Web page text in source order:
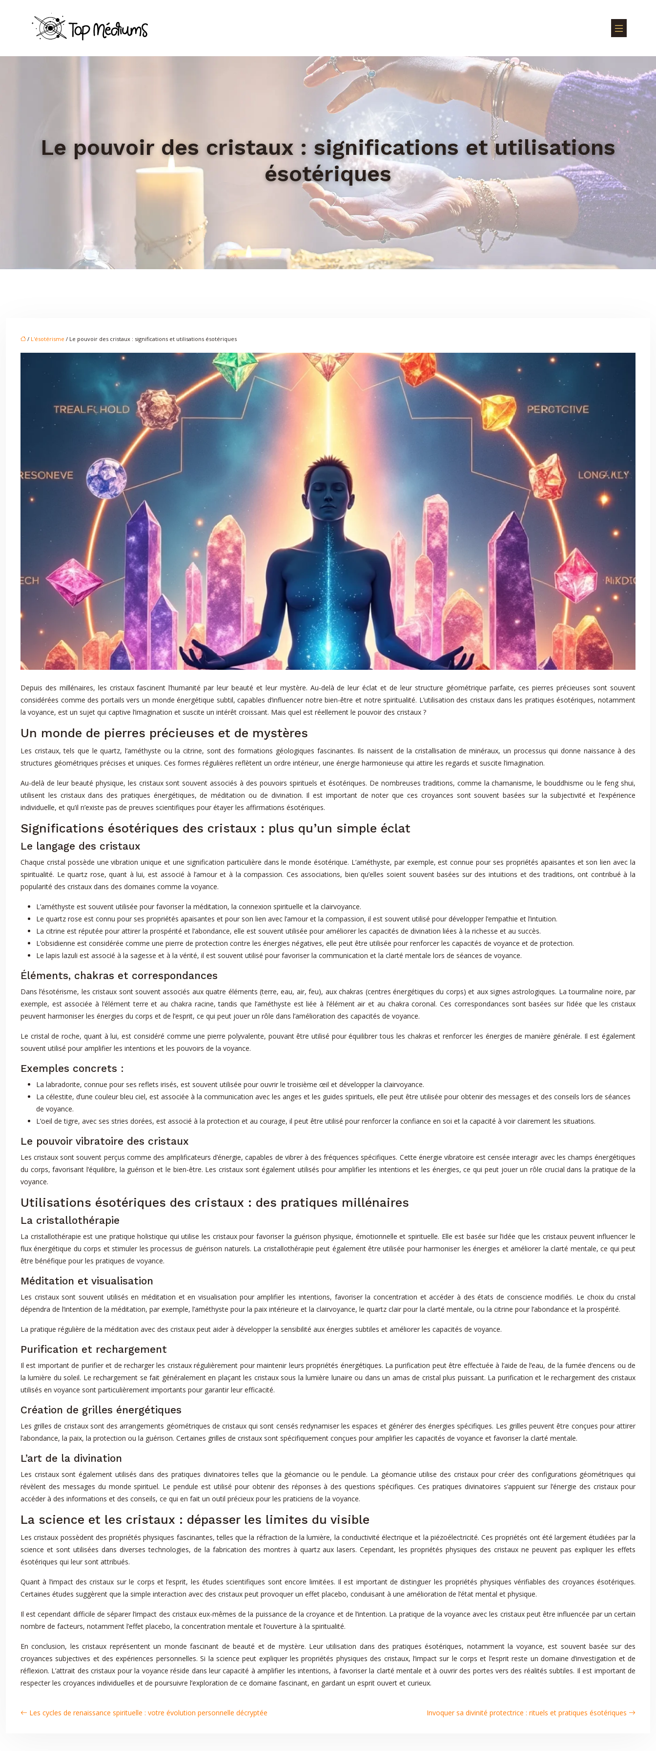
Le pouvoir des cristaux : significations et utilisations
ésotériques
/ L'ésotérisme / Le pouvoir des cristaux : significations et utilisations ésotériques
Depuis des millénaires, les cristaux fascinent l’humanité par leur beauté et leur mystère. Au-delà de leur éclat et de leur structure géométrique parfaite, ces pierres précieuses sont souvent
considérées comme des portails vers un monde énergétique subtil, capables d’influencer notre bien-être et notre spiritualité. L’utilisation des cristaux dans les pratiques ésotériques, notamment
la voyance, est un sujet qui captive l’imagination et suscite un intérêt croissant. Mais quel est réellement le pouvoir des cristaux ?
Un monde de pierres précieuses et de mystères
Les cristaux, tels que le quartz, l’améthyste ou la citrine, sont des formations géologiques fascinantes. Ils naissent de la cristallisation de minéraux, un processus qui donne naissance à des
structures géométriques précises et uniques. Ces formes régulières reflètent un ordre intérieur, une énergie harmonieuse qui attire les regards et suscite l’imagination.
Au-delà de leur beauté physique, les cristaux sont souvent associés à des pouvoirs spirituels et ésotériques. De nombreuses traditions, comme la chamanisme, le bouddhisme ou le feng shui,
utilisent les cristaux dans des pratiques énergétiques, de méditation ou de divination. Il est important de noter que ces croyances sont souvent basées sur la subjectivité et l’expérience
individuelle, et qu’il n’existe pas de preuves scientifiques pour étayer les affirmations ésotériques.
Significations ésotériques des cristaux : plus qu’un simple éclat
Le langage des cristaux
Chaque cristal possède une vibration unique et une signification particulière dans le monde ésotérique. L’améthyste, par exemple, est connue pour ses propriétés apaisantes et son lien avec la
spiritualité. Le quartz rose, quant à lui, est associé à l’amour et à la compassion. Ces associations, bien qu’elles soient souvent basées sur des intuitions et des traditions, ont contribué à la
popularité des cristaux dans des domaines comme la voyance.
L’améthyste est souvent utilisée pour favoriser la méditation, la connexion spirituelle et la clairvoyance.
Le quartz rose est connu pour ses propriétés apaisantes et pour son lien avec l’amour et la compassion, il est souvent utilisé pour développer l’empathie et l’intuition.
La citrine est réputée pour attirer la prospérité et l’abondance, elle est souvent utilisée pour améliorer les capacités de divination liées à la richesse et au succès.
L’obsidienne est considérée comme une pierre de protection contre les énergies négatives, elle peut être utilisée pour renforcer les capacités de voyance et de protection.
Le lapis lazuli est associé à la sagesse et à la vérité, il est souvent utilisé pour favoriser la communication et la clarté mentale lors de séances de voyance.
Éléments, chakras et correspondances
Dans l’ésotérisme, les cristaux sont souvent associés aux quatre éléments (terre, eau, air, feu), aux chakras (centres énergétiques du corps) et aux signes astrologiques. La tourmaline noire, par
exemple, est associée à l’élément terre et au chakra racine, tandis que l’améthyste est liée à l’élément air et au chakra coronal. Ces correspondances sont basées sur l’idée que les cristaux
peuvent harmoniser les énergies du corps et de l’esprit, ce qui peut jouer un rôle dans l’amélioration des capacités de voyance.
Le cristal de roche, quant à lui, est considéré comme une pierre polyvalente, pouvant être utilisé pour équilibrer tous les chakras et renforcer les énergies de manière générale. Il est également
souvent utilisé pour amplifier les intentions et les pouvoirs de la voyance.
Exemples concrets :
La labradorite, connue pour ses reflets irisés, est souvent utilisée pour ouvrir le troisième œil et développer la clairvoyance.
La célestite, d’une couleur bleu ciel, est associée à la communication avec les anges et les guides spirituels, elle peut être utilisée pour obtenir des messages et des conseils lors de séances
de voyance.
L’oeil de tigre, avec ses stries dorées, est associé à la protection et au courage, il peut être utilisé pour renforcer la confiance en soi et la capacité à voir clairement les situations.
Le pouvoir vibratoire des cristaux
Les cristaux sont souvent perçus comme des amplificateurs d’énergie, capables de vibrer à des fréquences spécifiques. Cette énergie vibratoire est censée interagir avec les champs énergétiques
du corps, favorisant l’équilibre, la guérison et le bien-être. Les cristaux sont également utilisés pour amplifier les intentions et les énergies, ce qui peut jouer un rôle crucial dans la pratique de la
voyance.
Utilisations ésotériques des cristaux : des pratiques millénaires
La cristallothérapie
La cristallothérapie est une pratique holistique qui utilise les cristaux pour favoriser la guérison physique, émotionnelle et spirituelle. Elle est basée sur l’idée que les cristaux peuvent influencer le
flux énergétique du corps et stimuler les processus de guérison naturels. La cristallothérapie peut également être utilisée pour harmoniser les énergies et améliorer la clarté mentale, ce qui peut
être bénéfique pour les pratiques de voyance.
Méditation et visualisation
Les cristaux sont souvent utilisés en méditation et en visualisation pour amplifier les intentions, favoriser la concentration et accéder à des états de conscience modifiés. Le choix du cristal
dépendra de l’intention de la méditation, par exemple, l’améthyste pour la paix intérieure et la clairvoyance, le quartz clair pour la clarté mentale, ou la citrine pour l’abondance et la prospérité.
La pratique régulière de la méditation avec des cristaux peut aider à développer la sensibilité aux énergies subtiles et améliorer les capacités de voyance.
Purification et rechargement
Il est important de purifier et de recharger les cristaux régulièrement pour maintenir leurs propriétés énergétiques. La purification peut être effectuée à l’aide de l’eau, de la fumée d’encens ou de
la lumière du soleil. Le rechargement se fait généralement en plaçant les cristaux sous la lumière lunaire ou dans un amas de cristal plus puissant. La purification et le rechargement des cristaux
utilisés en voyance sont particulièrement importants pour garantir leur efficacité.
Création de grilles énergétiques
Les grilles de cristaux sont des arrangements géométriques de cristaux qui sont censés redynamiser les espaces et générer des énergies spécifiques. Les grilles peuvent être conçues pour attirer
l’abondance, la paix, la protection ou la guérison. Certaines grilles de cristaux sont spécifiquement conçues pour amplifier les capacités de voyance et favoriser la clarté mentale.
L’art de la divination
Les cristaux sont également utilisés dans des pratiques divinatoires telles que la géomancie ou le pendule. La géomancie utilise des cristaux pour créer des configurations géométriques qui
révèlent des messages du monde spirituel. Le pendule est utilisé pour obtenir des réponses à des questions spécifiques. Ces pratiques divinatoires s’appuient sur l’énergie des cristaux pour
accéder à des informations et des conseils, ce qui en fait un outil précieux pour les praticiens de la voyance.
La science et les cristaux : dépasser les limites du visible
Les cristaux possèdent des propriétés physiques fascinantes, telles que la réfraction de la lumière, la conductivité électrique et la piézoélectricité. Ces propriétés ont été largement étudiées par la
science et sont utilisées dans diverses technologies, de la fabrication des montres à quartz aux lasers. Cependant, les propriétés physiques des cristaux ne peuvent pas expliquer les effets
ésotériques qui leur sont attribués.
Quant à l’impact des cristaux sur le corps et l’esprit, les études scientifiques sont encore limitées. Il est important de distinguer les propriétés physiques vérifiables des croyances ésotériques.
Certaines études suggèrent que la simple interaction avec des cristaux peut provoquer un effet placebo, conduisant à une amélioration de l’état mental et physique.
Il est cependant difficile de séparer l’impact des cristaux eux-mêmes de la puissance de la croyance et de l’intention. La pratique de la voyance avec les cristaux peut être influencée par un certain
nombre de facteurs, notamment l’effet placebo, la concentration mentale et l’ouverture à la spiritualité.
En conclusion, les cristaux représentent un monde fascinant de beauté et de mystère. Leur utilisation dans des pratiques ésotériques, notamment la voyance, est souvent basée sur des
croyances subjectives et des expériences personnelles. Si la science peut expliquer les propriétés physiques des cristaux, l’impact sur le corps et l’esprit reste un domaine d’investigation et de
réflexion. L’attrait des cristaux pour la voyance réside dans leur capacité à amplifier les intentions, à favoriser la clarté mentale et à ouvrir des portes vers des réalités subtiles. Il est important de
respecter les croyances individuelles et de poursuivre l’exploration de ce domaine fascinant, en gardant un esprit ouvert et curieux.
Les cycles de renaissance spirituelle : votre évolution personnelle décryptée Invoquer sa divinité protectrice : rituels et pratiques ésotériques